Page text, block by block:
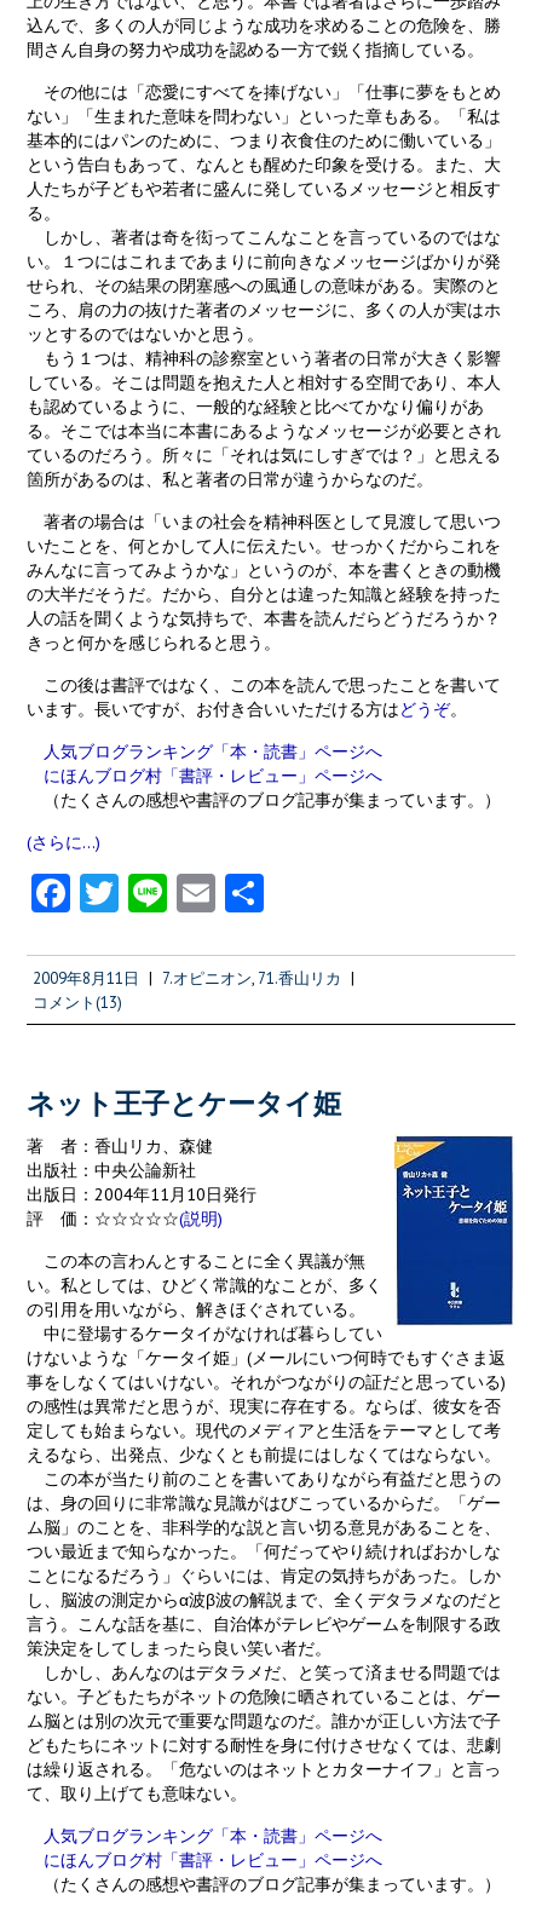
込んで、多くの人が同じような成功を求めることの危険を、勝
間さん自身の努力や成功を認める一方で鋭く指摘している。
その他には「恋愛にすべてを捧げない」「仕事に夢をもとめ
ない」「生まれた意味を問わない」といった章もある。「私は
基本的にはパンのために、つまり衣食住のために働いている」
という告白もあって、なんとも醒めた印象を受ける。また、大
人たちが子どもや若者に盛んに発しているメッセージと相反す
る。
しかし、著者は奇を衒ってこんなことを言っているのではな
い。１つにはこれまであまりに前向きなメッセージばかりが発
せられ、その結果の閉塞感への風通しの意味がある。実際のと
ころ、肩の力の抜けた著者のメッセージに、多くの人が実はホ
ッとするのではないかと思う。
もう１つは、精神科の診察室という著者の日常が大きく影響
している。そこは問題を抱えた人と相対する空間であり、本人
も認めているように、一般的な経験と比べてかなり偏りがあ
る。そこでは本当に本書にあるようなメッセージが必要とされ
ているのだろう。所々に「それは気にしすぎでは？」と思える
箇所があるのは、私と著者の日常が違うからなのだ。
著者の場合は「いまの社会を精神科医として見渡して思いつ
いたことを、何とかして人に伝えたい。せっかくだからこれを
みんなに言ってみようかな」というのが、本を書くときの動機
の大半だそうだ。だから、自分とは違った知識と経験を持った
人の話を聞くような気持ちで、本書を読んだらどうだろうか？
きっと何かを感じられると思う。
この後は書評ではなく、この本を読んで思ったことを書いて
います。長いですが、お付き合いいただける方はどうぞ。
人気ブログランキング「本・読書」ページへ
にほんブログ村「書評・レビュー」ページへ
（たくさんの感想や書評のブログ記事が集まっています。）
(さらに…)
Fa
b
o
k
T
itt
er
Li
e
E
ai
2009年8月11日 | 7.オピニオン, 71.香山リカ |
コメント(13)
ネット王子とケータイ姫
著 者：香山リカ、森健
出版社：中央公論新社
出版日：2004年11月10日発行
評 価：☆☆☆☆☆(説明)
この本の言わんとすることに全く異議が無
い。私としては、ひどく常識的なことが、多く
の引用を用いながら、解きほぐされている。
中に登場するケータイがなければ暮らしてい
けないような「ケータイ姫」(メールにいつ何時でもすぐさま返
事をしなくてはいけない。それがつながりの証だと思っている)
の感性は異常だと思うが、現実に存在する。ならば、彼女を否
定しても始まらない。現代のメディアと生活をテーマとして考
えるなら、出発点、少なくとも前提にはしなくてはならない。
この本が当たり前のことを書いてありながら有益だと思うの
は、身の回りに非常識な見識がはびこっているからだ。「ゲー
ム脳」のことを、非科学的な説と言い切る意見があることを、
つい最近まで知らなかった。「何だってやり続ければおかしな
ことになるだろう」ぐらいには、肯定の気持ちがあった。しか
し、脳波の測定からα波β波の解説まで、全くデタラメなのだと
言う。こんな話を基に、自治体がテレビやゲームを制限する政
策決定をしてしまったら良い笑い者だ。
しかし、あんなのはデタラメだ、と笑って済ませる問題では
ない。子どもたちがネットの危険に晒されていることは、ゲー
ム脳とは別の次元で重要な問題なのだ。誰かが正しい方法で子
どもたちにネットに対する耐性を身に付けさせなくては、悲劇
は繰り返される。「危ないのはネットとカターナイフ」と言っ
て、取り上げても意味ない。
人気ブログランキング「本・読書」ページへ
にほんブログ村「書評・レビュー」ページへ
（たくさんの感想や書評のブログ記事が集まっています。）